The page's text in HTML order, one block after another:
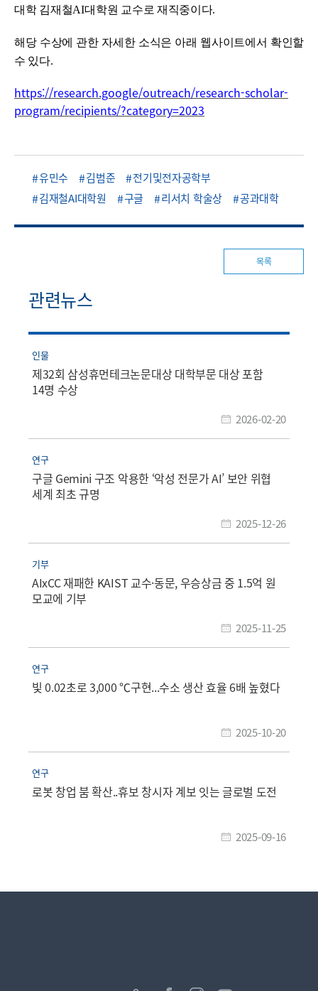
대학 김재철AI대학원 교수로 재직중이다.
해당 수상에 관한 자세한 소식은 아래 웹사이트에서 확인할
수 있다.
https://research.google/outreach/research-scholar-
program/recipients/?category=2023
유민수 김범준
전기및전자공학부
김재철AI대학원
구글 리서치 학술상 공과대학
목록
관련뉴스
인물
제32회 삼성휴먼테크논문대상 대학부문 대상 포함
14명 수상​
2026-02-20
연구
구글 Gemini 구조 악용한 ‘악성 전문가 AI’ 보안 위협
세계 최초 규명
2025-12-26
기부
AIxCC 재패한 KAIST 교수·동문, 우승상금 중 1.5억 원
모교에 기부
2025-11-25
연구
빛 0.02초로 3,000 ℃구현...수소 생산 효율 6배 높혔다
2025-10-20
연구
로봇 창업 붐 확산..휴보 창시자 계보 잇는 글로벌 도전
2025-09-16